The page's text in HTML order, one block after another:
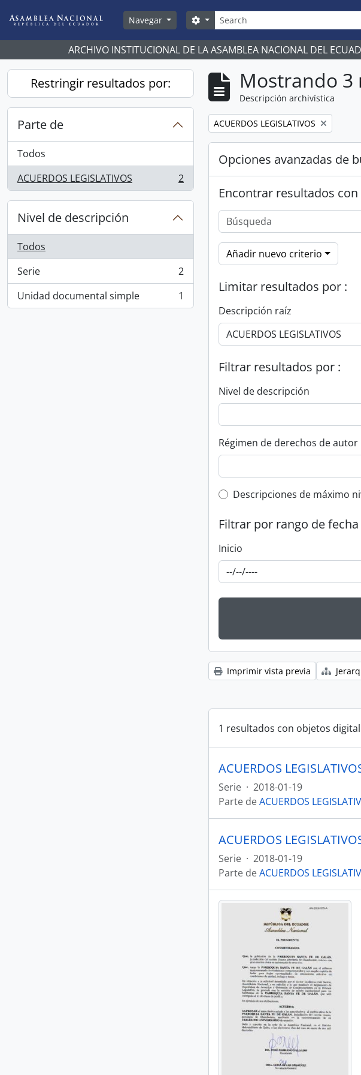
Navegar
Búsqueda
Search options
ARCHIVO INSTITUCIONAL DE LA ASAMBLEA NACIONAL DEL
Restringir resultados por:
Parte de
Todos
ACUERDOS LEGISLATIVOS
, 2 resultados 2
Nivel de descripción
Todos
Serie
, 2 resultados
2
Unidad documental simple
, 1 resultados 1
Mostrando 3
Descripción archivística
Remove filter:
ACUERDOS LEGISLATIVOS
Opciones avanzadas de
Encontrar resultados con
Añadir nuevo criterio
Limitar resultados por :
Descripción raíz
Filtrar resultados por :
Nivel de descripción
Régimen de derechos de autor
Top-level
Descripciones de máximo
Filtrar por rango de fecha
Inicio
Imprimir vista previa
1 resultados con objetos
ACUERDOS
Serie · 2018-01-19
Parte deACUERDOS
ACUERDOS
Serie · 2018-01-19
Parte deACUERDOS